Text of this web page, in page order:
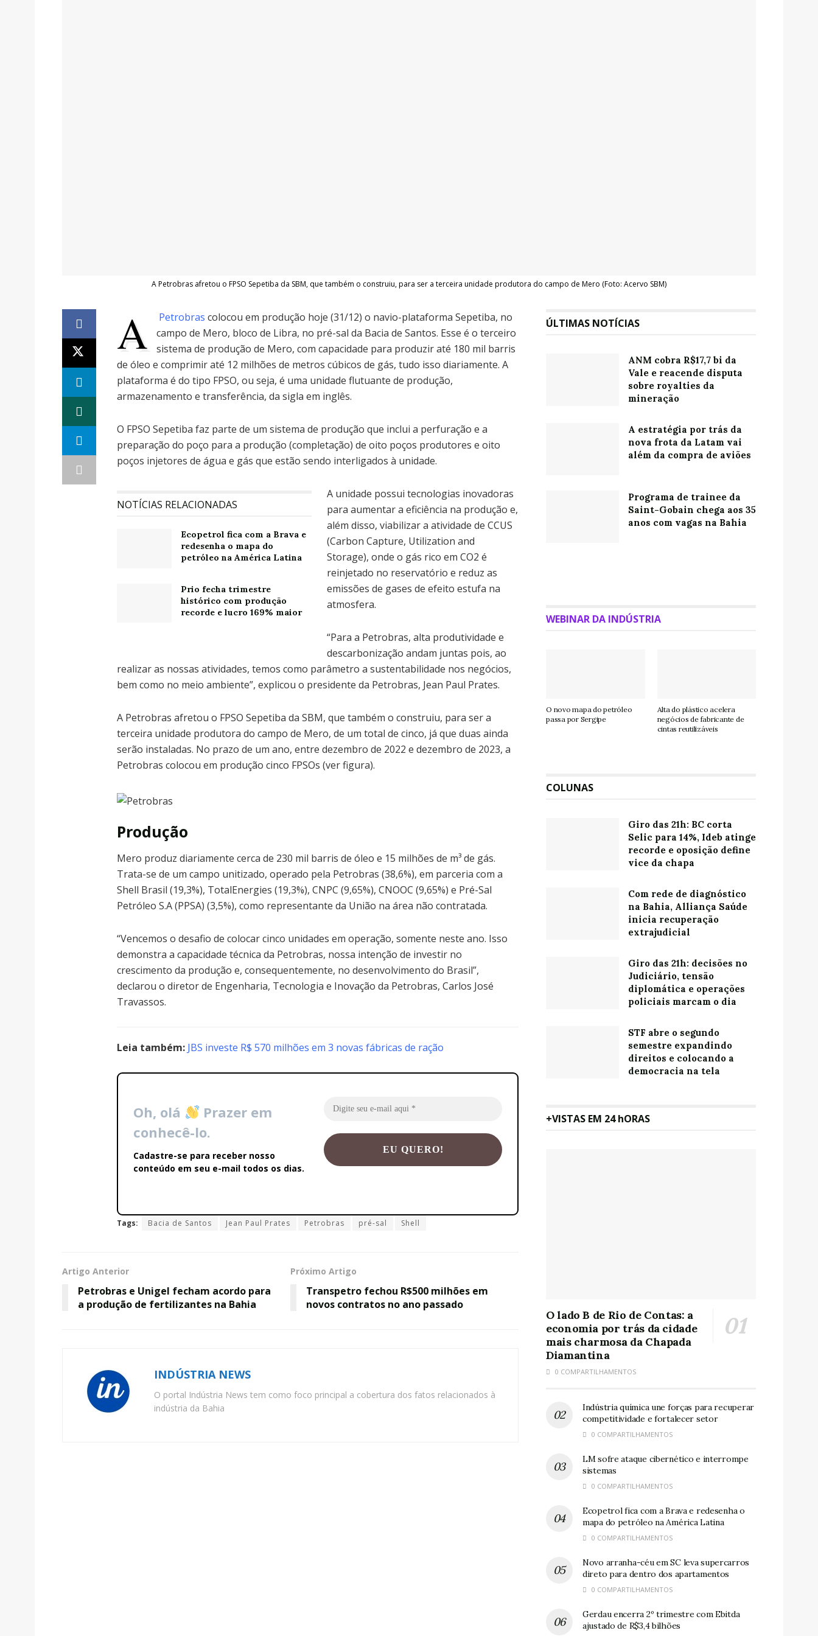
A Petrobras afretou o FPSO Sepetiba da SBM, que também o construiu, para ser a terceira unidade produtora do campo de Mero (Foto: Acervo SBM)
A Petrobras colocou em produção hoje (31/12) o navio-plataforma Sepetiba, no
campo de Mero, bloco de Libra, no pré-sal da Bacia de Santos. Esse é o terceiro
sistema de produção de Mero, com capacidade para produzir até 180 mil barris
de óleo e comprimir até 12 milhões de metros cúbicos de gás, tudo isso diariamente. A
plataforma é do tipo FPSO, ou seja, é uma unidade flutuante de produção,
armazenamento e transferência, da sigla em inglês.
O FPSO Sepetiba faz parte de um sistema de produção que inclui a perfuração e a
preparação do poço para a produção (completação) de oito poços produtores e oito
poços injetores de água e gás que estão sendo interligados à unidade.
NOTÍCIAS RELACIONADAS
Ecopetrol fica com a Brava e
redesenha o mapa do
petróleo na América Latina
Prio fecha trimestre
histórico com produção
recorde e lucro 169% maior
A unidade possui tecnologias inovadoras
para aumentar a eficiência na produção e,
além disso, viabilizar a atividade de CCUS
(Carbon Capture, Utilization and
Storage), onde o gás rico em CO2 é
reinjetado no reservatório e reduz as
emissões de gases de efeito estufa na
atmosfera.
“Para a Petrobras, alta produtividade e
descarbonização andam juntas pois, ao
realizar as nossas atividades, temos como parâmetro a sustentabilidade nos negócios,
bem como no meio ambiente”, explicou o presidente da Petrobras, Jean Paul Prates.
A Petrobras afretou o FPSO Sepetiba da SBM, que também o construiu, para ser a
terceira unidade produtora do campo de Mero, de um total de cinco, já que duas ainda
serão instaladas. No prazo de um ano, entre dezembro de 2022 e dezembro de 2023, a
Petrobras colocou em produção cinco FPSOs (ver figura).
Produção
Mero produz diariamente cerca de 230 mil barris de óleo e 15 milhões de m³ de gás.
Trata-se de um campo unitizado, operado pela Petrobras (38,6%), em parceria com a
Shell Brasil (19,3%), TotalEnergies (19,3%), CNPC (9,65%), CNOOC (9,65%) e Pré-Sal
Petróleo S.A (PPSA) (3,5%), como representante da União na área não contratada.
“Vencemos o desafio de colocar cinco unidades em operação, somente neste ano. Isso
demonstra a capacidade técnica da Petrobras, nossa intenção de investir no
crescimento da produção e, consequentemente, no desenvolvimento do Brasil”,
declarou o diretor de Engenharia, Tecnologia e Inovação da Petrobras, Carlos José
Travassos.
Leia também: JBS investe R$ 570 milhões em 3 novas fábricas de ração
Oh, olá
Prazer em
conhecê-lo.
Cadastre-se para receber nosso
conteúdo em seu e-mail todos os dias.
Tags: Bacia de Santos Jean Paul Prates Petrobras pré-sal Shell
Artigo Anterior
Petrobras e Unigel fecham acordo para
a produção de fertilizantes na Bahia
Próximo Artigo
Transpetro fechou R$500 milhões em
novos contratos no ano passado
INDÚSTRIA NEWS
O portal Indústria News tem como foco principal a cobertura dos fatos relacionados à
indústria da Bahia
ÚLTIMAS NOTÍCIAS
ANM cobra R$17,7 bi da
Vale e reacende disputa
sobre royalties da
mineração
A estratégia por trás da
nova frota da Latam vai
além da compra de aviões
Programa de trainee da
Saint-Gobain chega aos 35
anos com vagas na Bahia
WEBINAR DA INDÚSTRIA
O novo mapa do petróleo
passa por Sergipe
Alta do plástico acelera
negócios de fabricante de
cintas reutilizáveis
COLUNAS
Giro das 21h: BC corta
Selic para 14%, Ideb atinge
recorde e oposição define
vice da chapa
Com rede de diagnóstico
na Bahia, Alliança Saúde
inicia recuperação
extrajudicial
Giro das 21h: decisões no
Judiciário, tensão
diplomática e operações
policiais marcam o dia
STF abre o segundo
semestre expandindo
direitos e colocando a
democracia na tela
+VISTAS EM 24 hORAS
O lado B de Rio de Contas: a
economia por trás da cidade
mais charmosa da Chapada
Diamantina
0 COMPARTILHAMENTOS
Indústria química une forças para recuperar
competitividade e fortalecer setor
0 COMPARTILHAMENTOS
LM sofre ataque cibernético e interrompe
sistemas
0 COMPARTILHAMENTOS
Ecopetrol fica com a Brava e redesenha o
mapa do petróleo na América Latina
0 COMPARTILHAMENTOS
Novo arranha-céu em SC leva supercarros
direto para dentro dos apartamentos
0 COMPARTILHAMENTOS
Gerdau encerra 2º trimestre com Ebitda
ajustado de R$3,4 bilhões